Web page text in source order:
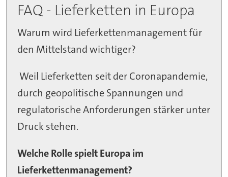
FAQ - Lieferketten in Europa
Warum wird Lieferkettenmanagement für
den Mittelstand wichtiger?
Weil Lieferketten seit der Coronapandemie,
durch geopolitische Spannungen und
regulatorische Anforderungen stärker unter
Druck stehen.
Welche Rolle spielt Europa im
Lieferkettenmanagement?